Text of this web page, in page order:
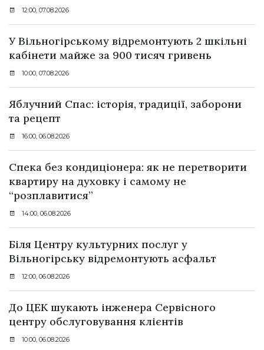
12:00, 07.08.2026
У Вільногірському відремонтують 2 шкільні
кабінети майже за 900 тисяч гривень
10:00, 07.08.2026
Яблучний Спас: історія, традиції, заборони
та рецепт
16:00, 06.08.2026
Спека без кондиціонера: як не перетворити
квартиру на духовку і самому не
“розплавитися”
14:00, 06.08.2026
Біля Центру культурних послуг у
Вільногірську відремонтують асфальт
12:00, 06.08.2026
До ЦЕК шукають інженера Сервісного
центру обслуговування клієнтів
10:00, 06.08.2026